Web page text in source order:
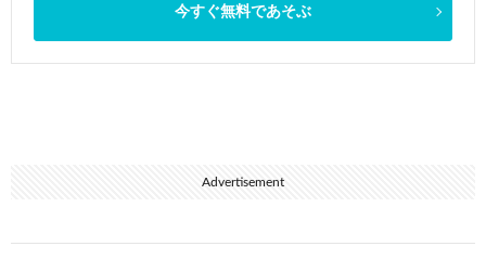
今すぐ無料であそぶ
Advertisement